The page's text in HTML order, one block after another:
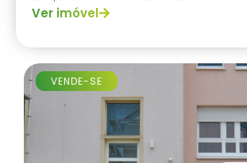
Ver imóvel
VENDE-SE